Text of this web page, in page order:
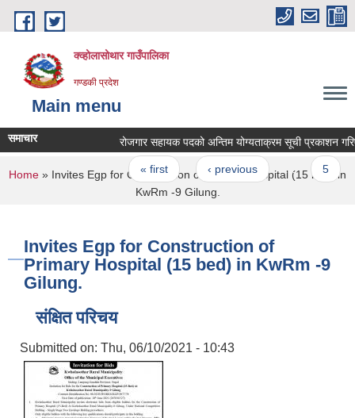
Skip to main content
क्व्होलासोथार गाउँपालिका
गण्डकी प्रदेश
Main menu
समाचार रोजगार सहायक पदको अन्तिम योग्यताक्रम सूची प्रकाशन गरिएको
Pages
« first ‹ previous … 5
You are here
Home » Invites Egp for Construction of Primary Hospital (15 bed) in
KwRm -9 Gilung.
Invites Egp for Construction of
Primary Hospital (15 bed) in KwRm -9
Gilung.
संक्षित परिचय
Submitted on: Thu, 06/10/2021 - 10:43